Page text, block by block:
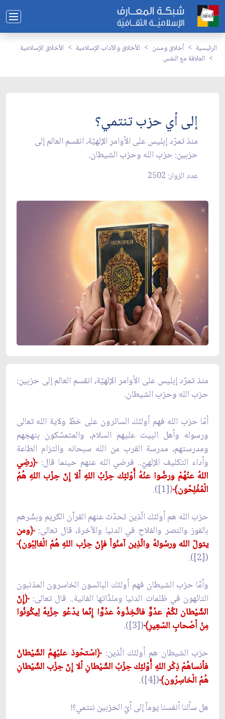
الرئيسية أخلاق وسنن الأخلاق والآداب الإسلامية
الأخلاق الإسلامية
العلاقة مع النفس
إلى أي حزب تنتمي؟
منذ تمرّد إبليس على الأوامر الإلهيّة، انقسم العالم إلى
حزبين: حزب الله وحزب الشيطان.
عدد الزوار: 2502
منذ تمرّد إبليس على الأوامر الإلهيّة، انقسم العالم إلى حزبين:
حزب الله وحزب الشيطان.
أمّا حزب الله فهم أولئك السائرون على خطّ ولاية الله تعالى
ورسوله وأهل البيت عليهم السلام، والمتمسّكون بنهجهم
ومدرستهم، مدرسة القرب من الله سبحانه والتزام الطاعة
وأداء التكليف الإلهيّ.. فرضي الله عنهم حينما قال:﴿رضِي
اللهُ عنْهُمْ ورضُوا عنْهُ أُوْلئِك حِزْبُ اللهِ ألا إِنّ حِزْب اللهِ هُمُ
الْمُفْلِحُون﴾([1]).
حزب الله هم أولئك الّذين تحدّث عنهم القرآن الكريم وبشّرهم
بالفوز والنصر والفلاح في الدنيا والآخرة، قال تعالى:﴿ومن
يتولّ الله ورسُولهُ والّذِين آمنُواْ فإِنّ حِزْب اللهِ هُمُ الْغالِبُون﴾
([2]).
وأمّا حزب الشيطان فهم أولئك البائسون الخاسرون المذنبون
التائهون في ظلمات الدنيا وملذّاتها الفانية.. قال تعالى:﴿إِنّ
الشّيْطان لكُمْ عدُوٌّ فاتّخِذُوهُ عدُوًّا إِنّما يدْعُو حِزْبهُ لِيكُونُوا
مِنْ أصْحابِ السّعِيرِ﴾([3]).
حزب الشيطان هم أولئك الّذين: ﴿اسْتحْوذ عليْهِمُ الشّيْطانُ
فأنساهُمْ ذِكْر اللهِ أُوْلئِك حِزْبُ الشّيْطانِ ألا إِنّ حِزْب الشّيْطانِ
هُمُ الْخاسِرُون﴾([4]).
هل سألنا أنفسنا يوماً إلى أيّ الحزبين ننتمي؟!